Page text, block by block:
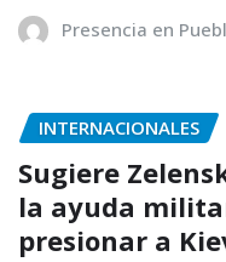
Presencia en
INTERNACIONALES
Sugiere
la ayuda
presionar a